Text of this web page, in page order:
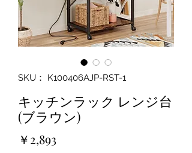
SKU： K100406AJP-RST-1
キッチンラック レンジ台
(ブラウン)
￥2,893